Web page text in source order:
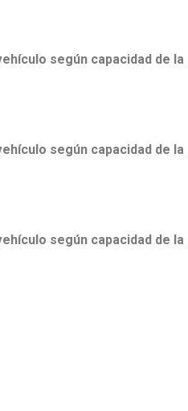
según capacidad de
según capacidad de
según capacidad de